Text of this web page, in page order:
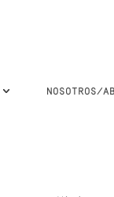
NOSOTROS/